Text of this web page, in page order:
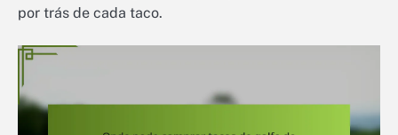
por trás de cada taco.